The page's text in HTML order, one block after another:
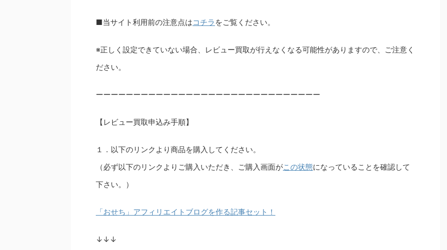
■当サイト利用前の注意点はコチラ をご覧ください。
※正しく設定できていない場合、レビュー買取が行えなくなる可能性がありますので、ご注意く
ださい。
ーーーーーーーーーーーーーーーーーーーーーーーーーーーーーー
【レビュー買取申込み手順】
１．以下のリンクより商品を購入してください。
（必ず以下のリンクよりご購入いただき、ご購入画面がこの状態になっていることを確認して
下さい。）
「おせち」アフィリエイトブログを作る記事セット！
↓↓↓